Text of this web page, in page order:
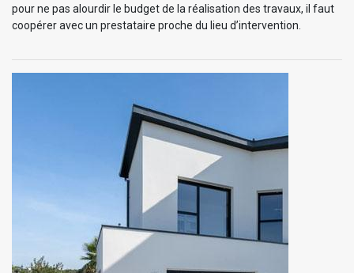
pour ne pas alourdir le budget de la réalisation des travaux, il faut
coopérer avec un prestataire proche du lieu d’intervention.